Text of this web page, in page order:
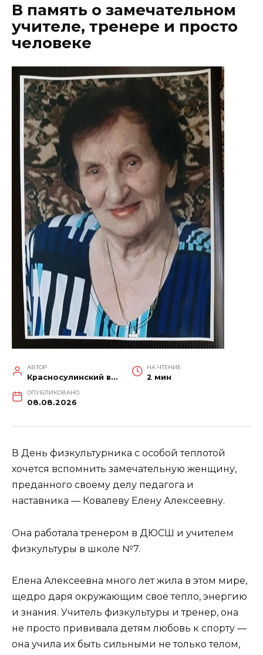
В память о замечательном
учителе, тренере и просто
человеке
АВТОР
Красносулинский вестник
НА ЧТЕНИЕ
2 мин
ОПУБЛИКОВАНО
08.08.2026
В День физкультурника с особой теплотой
хочется вспомнить замечательную женщину,
преданного своему делу педагога и
наставника — Ковалеву Елену Алексеевну.
Она работала тренером в ДЮСШ и учителем
физкультуры в школе №7.
Елена Алексеевна много лет жила в этом мире,
щедро даря окружающим своё тепло, энергию
и знания. Учитель физкультуры и тренер, она
не просто прививала детям любовь к спорту —
она учила их быть сильными не только телом,